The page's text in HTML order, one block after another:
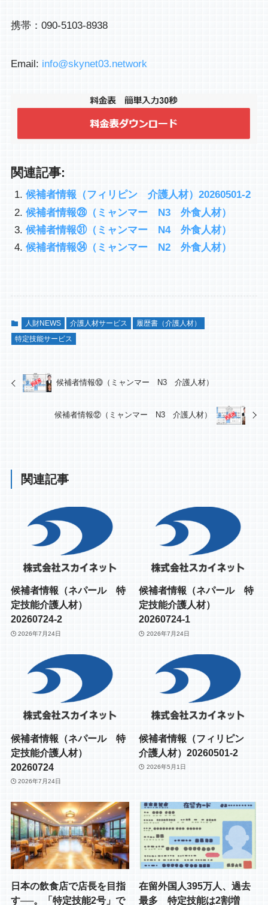
携帯：090-5103-8938
Email: info@skynet03.network
関連記事:
候補者情報（フィリピン 介護人材）20260501-2
候補者情報㉘（ミャンマー N3 外食人材）
候補者情報㉛（ミャンマー N4 外食人材）
候補者情報㉞（ミャンマー N2 外食人材）
人財NEWS 介護人材サービス
履歴書（介護人材）
特定技能サービス
候補者情報⑩（ミャンマー N3 介護人材）
候補者情報⑫（ミャンマー N3 介護人材）
関連記事
候補者情報（ネパール 特
定技能介護人材）
20260724-2
2026年7月24日
候補者情報（ネパール 特
定技能介護人材）
20260724-1
2026年7月24日
候補者情報（ネパール 特
定技能介護人材）
20260724
2026年7月24日
候補者情報（フィリピン
介護人材）20260501-2
2026年5月1日
日本の飲食店で店長を目指
す──。「特定技能2号」で
在留外国人395万人、過去
最多 特定技能は2割増